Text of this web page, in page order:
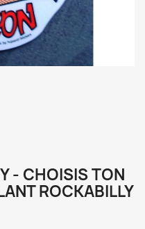
- CHOISIS TON
ROCKABILLY